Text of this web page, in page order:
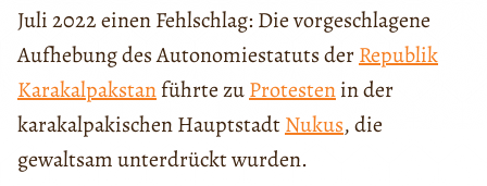
Juli 2022 einen Fehlschlag: Die vorgeschlagene
Aufhebung des Autonomiestatuts derRepublik
Karakalpakstanführte zuProtestenin der
karakalpakischen HauptstadtNukus, die
gewaltsam unterdrückt wurden.